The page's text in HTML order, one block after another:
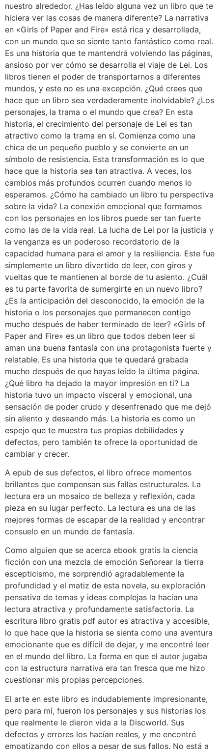
nuestro alrededor. ¿Has leído alguna vez un libro que te
hiciera ver las cosas de manera diferente? La narrativa
en «Girls of Paper and Fire» está rica y desarrollada,
con un mundo que se siente tanto fantástico como real.
Es una historia que te mantendrá volviendo las páginas,
ansioso por ver cómo se desarrolla el viaje de Lei. Los
libros tienen el poder de transportarnos a diferentes
mundos, y este no es una excepción. ¿Qué crees que
hace que un libro sea verdaderamente inolvidable? ¿Los
personajes, la trama o el mundo que crea? En esta
historia, el crecimiento del personaje de Lei es tan
atractivo como la trama en sí. Comienza como una
chica de un pequeño pueblo y se convierte en un
símbolo de resistencia. Esta transformación es lo que
hace que la historia sea tan atractiva. A veces, los
cambios más profundos ocurren cuando menos lo
esperamos. ¿Cómo ha cambiado un libro tu perspectiva
sobre la vida? La conexión emocional que formamos
con los personajes en los libros puede ser tan fuerte
como las de la vida real. La lucha de Lei por la justicia y
la venganza es un poderoso recordatorio de la
capacidad humana para el amor y la resiliencia. Este fue
simplemente un libro divertido de leer, con giros y
vueltas que te mantienen al borde de tu asiento. ¿Cuál
es tu parte favorita de sumergirte en un nuevo libro?
¿Es la anticipación del desconocido, la emoción de la
historia o los personajes que permanecen contigo
mucho después de haber terminado de leer? «Girls of
Paper and Fire» es un libro que todos deben leer si
aman una buena fantasía con una protagonista fuerte y
relatable. Es una historia que te quedará grabada
mucho después de que hayas leído la última página.
¿Qué libro ha dejado la mayor impresión en ti? La
historia tuvo un impacto visceral y emocional, una
sensación de poder crudo y desenfrenado que me dejó
sin aliento y deseando más. La historia es como un
espejo que te muestra tus propias debilidades y
defectos, pero también te ofrece la oportunidad de
cambiar y crecer.
A epub de sus defectos, el libro ofrece momentos
brillantes que compensan sus fallas estructurales. La
lectura era un mosaico de belleza y reflexión, cada
pieza en su lugar perfecto. La lectura es una de las
mejores formas de escapar de la realidad y encontrar
consuelo en un mundo de fantasía.
Como alguien que se acerca ebook gratis la ciencia
ficción con una mezcla de emoción Señorear la tierra
escepticismo, me sorprendió agradablemente la
profundidad y el matiz de esta novela, su exploración
pensativa de temas y ideas complejas la hacían una
lectura atractiva y profundamente satisfactoria. La
escritura libro gratis pdf autor es atractiva y accesible,
lo que hace que la historia se sienta como una aventura
emocionante que es difícil de dejar, y me encontré leer
en el mundo del libro. La forma en que el autor jugaba
con la estructura narrativa era tan fresca que me hizo
cuestionar mis propias percepciones.
El arte en este libro es indudablemente impresionante,
pero para mí, fueron los personajes y sus historias los
que realmente le dieron vida a la Discworld. Sus
defectos y errores los hacían reales, y me encontré
empatizando con ellos a pesar de sus fallos. No está a